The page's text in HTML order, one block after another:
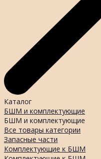
Каталог
БШМ и комплектующие
БШМ и комплектующие
Все товары категории
Запасные части
Комплектующие к БШМ